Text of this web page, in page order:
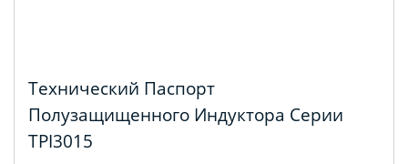
Технический Паспорт
Полузащищенного Индуктора Серии
TPI3015